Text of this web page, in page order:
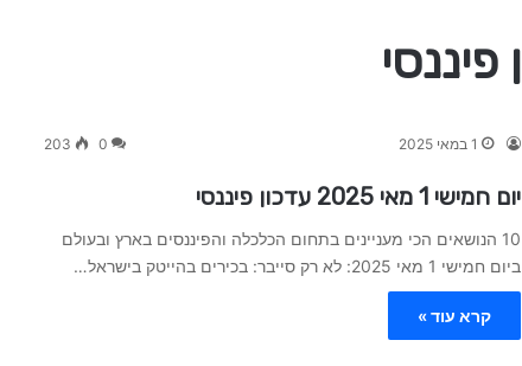
1 במאי 2025 0
203
יום חמישי 1 מאי 2025 עדכון פיננסי
10 הנושאים הכי מעניינים בתחום הכלכלה והפיננסים בארץ ובעולם
ביום חמישי 1 מאי 2025: לא רק סייבר: בכירים בהייטק בישראל…
קרא עוד »